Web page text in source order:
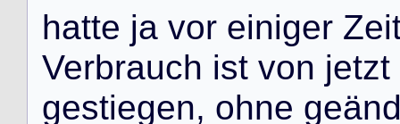
hatte ja vor einiger Zei
Verbrauch ist von jetzt
gestiegen, ohne geän